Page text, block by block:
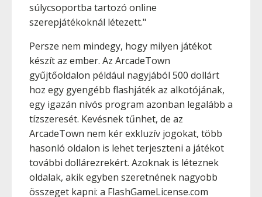
súlycsoportba tartozó online
szerepjátékoknál létezett."
Persze nem mindegy, hogy milyen játékot
készít az ember. Az ArcadeTown
gyűjtőoldalon például nagyjából 500 dollárt
hoz egy gyengébb flashjáték az alkotójának,
egy igazán nívós program azonban legalább a
tízszeresét. Kevésnek tűnhet, de az
ArcadeTown nem kér exkluzív jogokat, több
hasonló oldalon is lehet terjeszteni a játékot
további dollárezrekért. Azoknak is léteznek
oldalak, akik egyben szeretnének nagyobb
összeget kapni: a FlashGameLicense.com